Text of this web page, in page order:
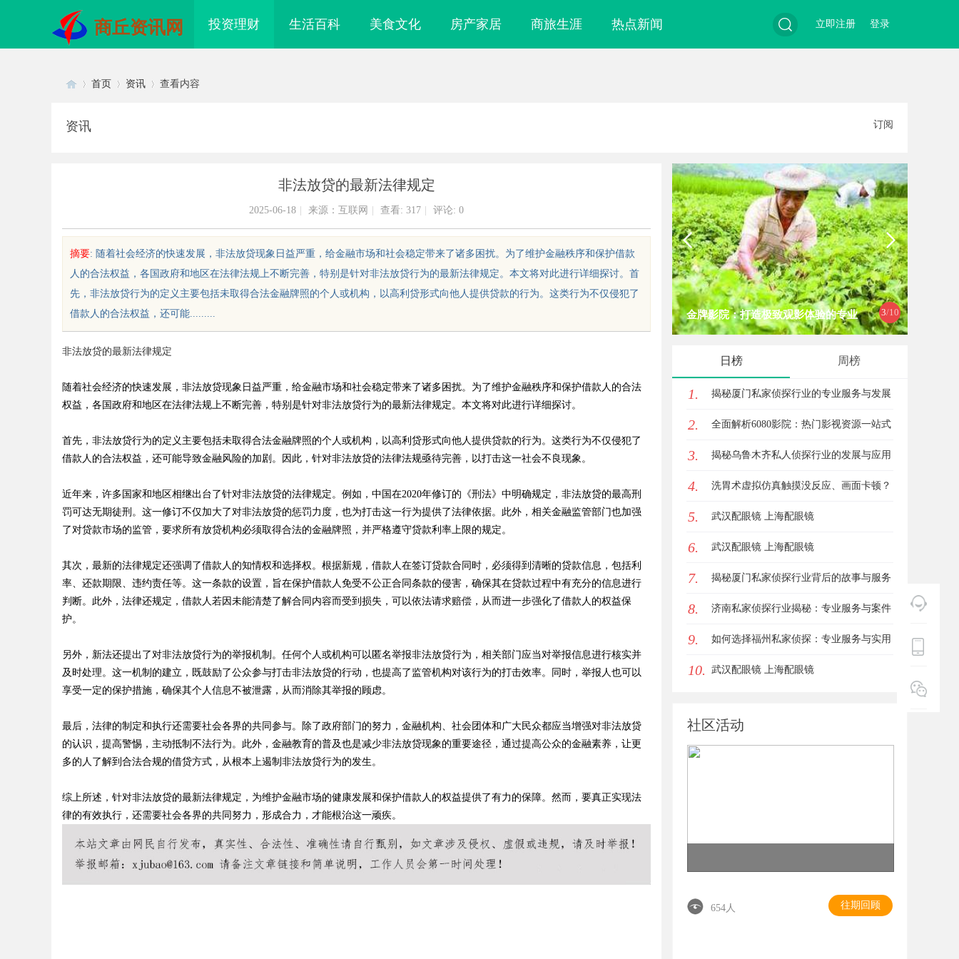
商丘资讯网 投资理财 生活百科 美食文化 房产家居 商旅生涯 热点新闻
索
登录
立即注册
sc
!
首页 资讯 查看内容
资讯 订阅
非法放贷的最新法律规定
2025-06-18 来源：互联网 查看: 317 评论: 0
摘要: 随着社会经济的快速发展，非法放贷现象日益严重，给金融市场和社会稳定带来了诸多困扰。为了维护金融秩序和保护借款
人的合法权益，各国政府和地区在法律法规上不断完善，特别是针对非法放贷行为的最新法律规定。本文将对此进行详细探讨。首
先，非法放贷行为的定义主要包括未取得合法金融牌照的个人或机构，以高利贷形式向他人提供贷款的行为。这类行为不仅侵犯了
借款人的合法权益，还可能.........
非法放贷的最新法律规定
随着社会经济的快速发展，非法放贷现象日益严重，给金融市场和社会稳定带来了诸多困扰。为了维护金融秩序和保护借款人的合法
权益，各国政府和地区在法律法规上不断完善，特别是针对非法放贷行为的最新法律规定。本文将对此进行详细探讨。
首先，非法放贷行为的定义主要包括未取得合法金融牌照的个人或机构，以高利贷形式向他人提供贷款的行为。这类行为不仅侵犯了
借款人的合法权益，还可能导致金融风险的加剧。因此，针对非法放贷的法律法规亟待完善，以打击这一社会不良现象。
近年来，许多国家和地区相继出台了针对非法放贷的法律规定。例如，中国在2020年修订的《刑法》中明确规定，非法放贷的最高刑
罚可达无期徒刑。这一修订不仅加大了对非法放贷的惩罚力度，也为打击这一行为提供了法律依据。此外，相关金融监管部门也加强
了对贷款市场的监管，要求所有放贷机构必须取得合法的金融牌照，并严格遵守贷款利率上限的规定。
其次，最新的法律规定还强调了借款人的知情权和选择权。根据新规，借款人在签订贷款合同时，必须得到清晰的贷款信息，包括利
率、还款期限、违约责任等。这一条款的设置，旨在保护借款人免受不公正合同条款的侵害，确保其在贷款过程中有充分的信息进行
判断。此外，法律还规定，借款人若因未能清楚了解合同内容而受到损失，可以依法请求赔偿，从而进一步强化了借款人的权益保
护。
另外，新法还提出了对非法放贷行为的举报机制。任何个人或机构可以匿名举报非法放贷行为，相关部门应当对举报信息进行核实并
及时处理。这一机制的建立，既鼓励了公众参与打击非法放贷的行动，也提高了监管机构对该行为的打击效率。同时，举报人也可以
享受一定的保护措施，确保其个人信息不被泄露，从而消除其举报的顾虑。
最后，法律的制定和执行还需要社会各界的共同参与。除了政府部门的努力，金融机构、社会团体和广大民众都应当增强对非法放贷
的认识，提高警惕，主动抵制不法行为。此外，金融教育的普及也是减少非法放贷现象的重要途径，通过提高公众的金融素养，让更
多的人了解到合法合规的借贷方式，从根本上遏制非法放贷行为的发生。
综上所述，针对非法放贷的最新法律规定，为维护金融市场的健康发展和保护借款人的权益提供了有力的保障。然而，要真正实现法
律的有效执行，还需要社会各界的共同努力，形成合力，才能根治这一顽疾。
3/10
眼镜 上海配眼镜 金牌影院：打造极致观影体验的专业
日榜 周榜
1. 揭秘厦门私家侦探行业的专业服务与发展
趋势
2. 全面解析6080影院：热门影视资源一站式
观看体验
3. 揭秘乌鲁木齐私人侦探行业的发展与应用
前景
4. 洗胃术虚拟仿真触摸没反应、画面卡顿？
立方幻境破解难题
5. 武汉配眼镜 上海配眼镜
6. 武汉配眼镜 上海配眼镜
7. 揭秘厦门私家侦探行业背后的故事与服务
价值
8. 济南私家侦探行业揭秘：专业服务与案件
解析全方位指南
9. 如何选择福州私家侦探：专业服务与实用
指南详解
10. 武汉配眼镜 上海配眼镜
社区活动
654人 往期回顾